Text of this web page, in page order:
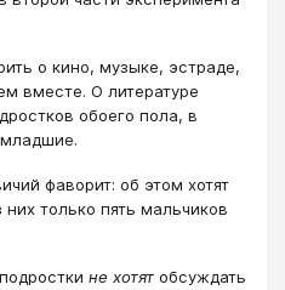
о кино, музыке, эстраде,
вместе. О литературе
обоего пола, в
фаворит: об этом хотят
только пять мальчиков
не хотят обсуждать